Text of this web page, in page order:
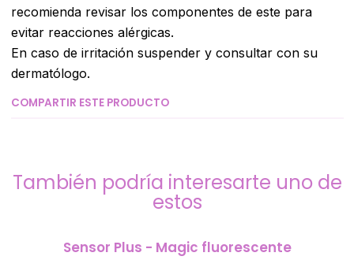
recomienda revisar los componentes de este para
evitar reacciones alérgicas.
En caso de irritación suspender y consultar con su
dermatólogo.
COMPARTIR ESTE PRODUCTO
También podría interesarte uno de
estos
Sensor Plus - Magic fluorescente